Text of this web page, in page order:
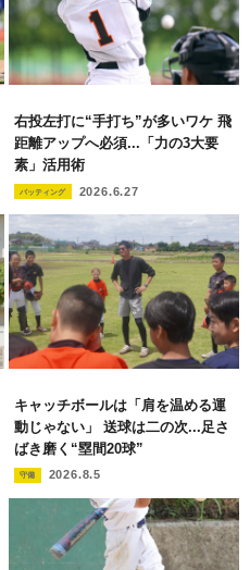
右投左打に“手打ち”が多いワケ 飛
距離アップへ必須...「力の3大要
素」活用術
バッティング 2026.6.27
キャッチボールは「肩を温める運
動じゃない」 送球は二の次...足さ
ばき磨く“塁間20球”
守備 2026.8.5